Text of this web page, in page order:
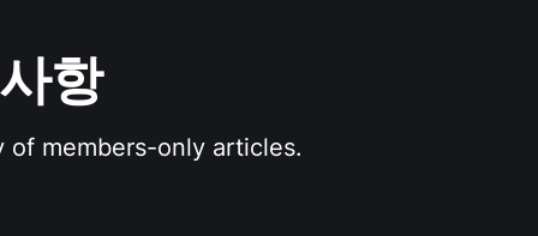
항
members-only articles.